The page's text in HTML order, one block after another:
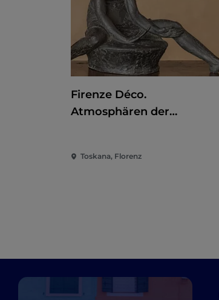
Firenze Déco.
Atmosphären der
Toskana, Florenz